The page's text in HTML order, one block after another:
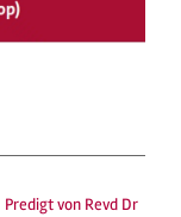
Predigt von Revd Dr